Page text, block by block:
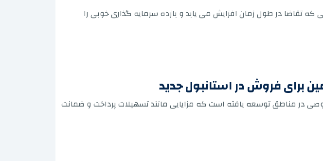
تقاضا در طول زمان افزایش می یابد و بازده سرمایه گذاری خوبی را
برای فروش در استانبول جدید
در مناطق توسعه یافته است که مزایایی مانند تسهیلات پرداخت و ضمانت